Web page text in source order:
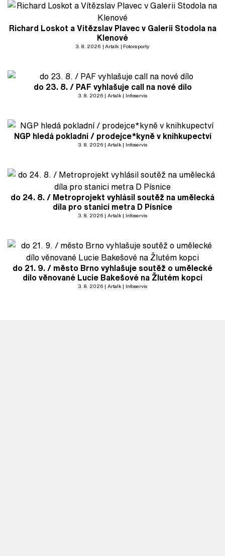
Richard Loskot a Vítězslav Plavec v Galerii Stodola na
Klenové
3. 8. 2026 Artalk Fotoreporty
do 23. 8. / PAF vyhlašuje call na nové dílo
3. 8. 2026 Artalk Infoservis
NGP hledá pokladní / prodejce*kyně v knihkupectví
3. 8. 2026 Artalk Infoservis
do 24. 8. / Metroprojekt vyhlásil soutěž na umělecká
díla pro stanici metra D Písnice
3. 8. 2026 Artalk Infoservis
do 21. 9. / město Brno vyhlašuje soutěž o umělecké
dílo věnované Lucie Bakešové na Žlutém kopci
3. 8. 2026 Artalk Infoservis